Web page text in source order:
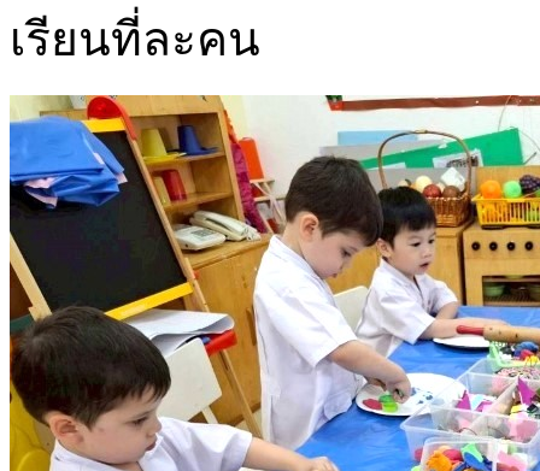
เรียนที่ละคน